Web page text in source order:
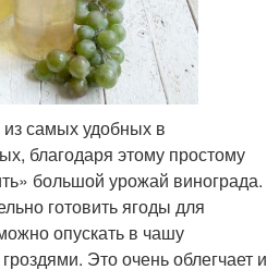
самых удобных в
благодаря этому простому
большой урожай винограда.
готовить ягоды для
опускать в чашу
Это очень облегчает и